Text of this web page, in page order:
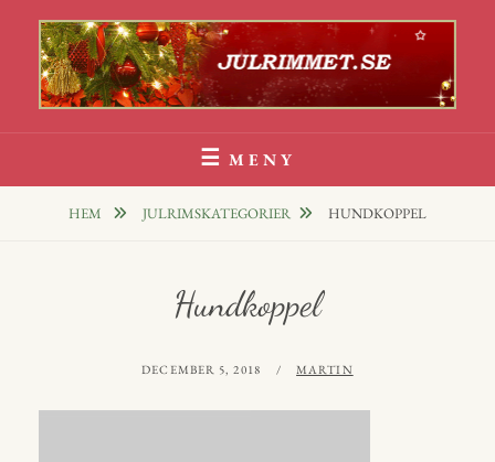
innehåll
Julrim Och Julklappsrim
MENY
HEM JULRIMSKATEGORIER HUNDKOPPEL
Hundkoppel
PUBLICERAT
DECEMBER 5, 2018 AV
MARTIN